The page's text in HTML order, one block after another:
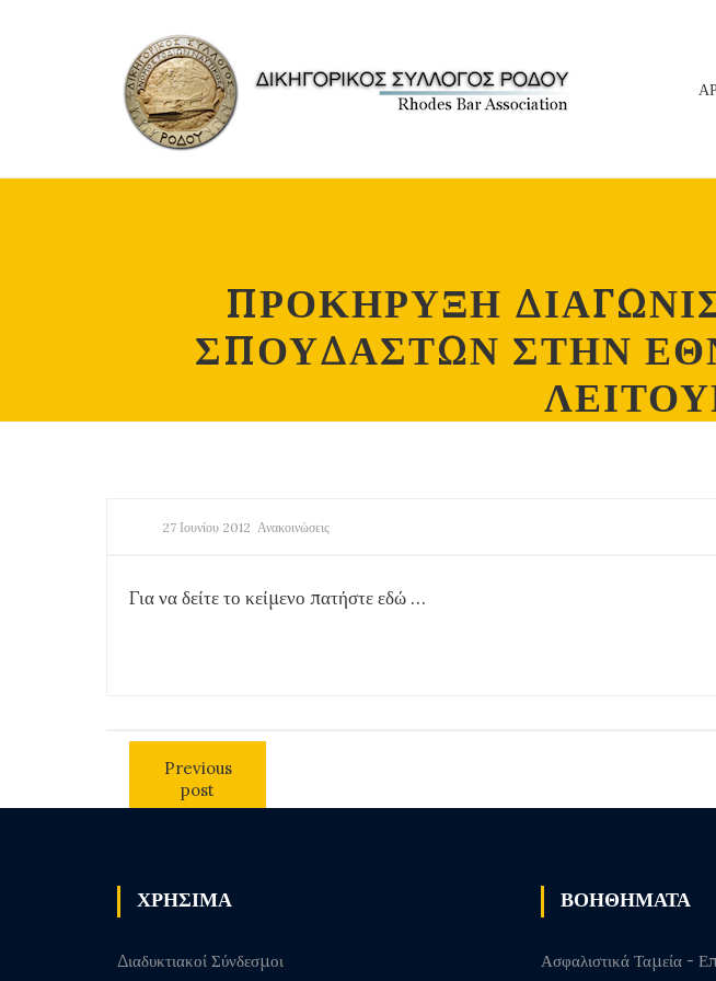
ΠΡΟΚΗΡΥΞΗ
ΣΠΟΥΔΑΣΤΩΝ ΣΤΗΝ
27 Ιουνίου 2012 Ανακοινώσεις
Για να δείτε το κείμενο πατήστε εδώ …
Previous
post
ΧΡΗΣΙΜΑ
Διαδυκτιακοί Σύνδεσμοι
ΒΟΗΘΗΜΑΤΑ
Ασφαλιστικά Ταμεία -